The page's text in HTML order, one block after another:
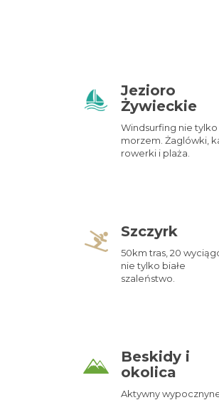
Jezioro
Żywieckie
Windsurfing nie tylko
morzem. Żaglówki,
rowerki i plaża.
Szczyrk
50km tras, 20
nie tylko białe
szaleństwo.
Beskidy i
okolica
Aktywny